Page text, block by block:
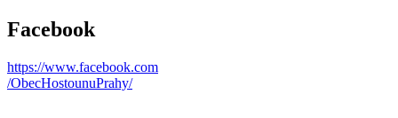
Facebook
https://www.facebook.com
/ObecHostounuPrahy/